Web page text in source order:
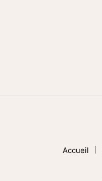
Accueil